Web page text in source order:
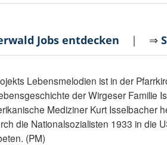
Jobs entdecken | ⇒
Lebensmelodien ist in der
der Wirgeser Familie
Mediziner Kurt Isselbacher
die Nationalsozialisten 1933 in die
(PM)